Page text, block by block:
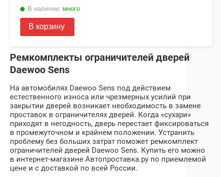
В наличии: много
В корзину
Ремкомплекты ограничителей дверей
Daewoo Sens
На автомобилях Daewoo Sens под действием
естественного износа или чрезмерных усилий при
закрытии дверей возникает необходимость в замене
проставок в ограничителях дверей. Когда «сухари»
приходят в негодность, дверь перестает фиксироваться
в промежуточном и крайнем положении. Устранить
проблему без больших затрат поможет ремкомплект
ограничителей дверей Daewoo Sens. Купить его можно
в интернет-магазине Автопроставка.ру по приемлемой
цене и с доставкой по всей России.